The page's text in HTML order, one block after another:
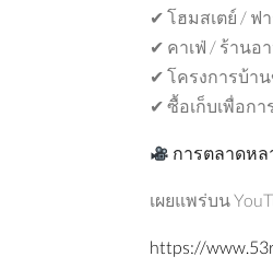
✔ โฮมสเตย์ / ฟ
✔ คาเฟ่ / ร้านอ
✔ โครงการบ้า
✔ ซื้อเก็บเพื่อกา
การตลาดหล
เผยแพร่บน
https://